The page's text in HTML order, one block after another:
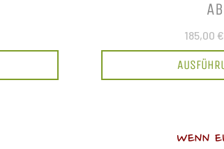
185,00 €
WENN